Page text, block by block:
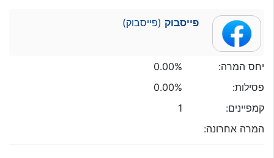
פייסבוק (פייסבוק)
יחס המרה:
0.00%
פסילות:
0.00%
קמפיינים:
1
המרה אחרונה: